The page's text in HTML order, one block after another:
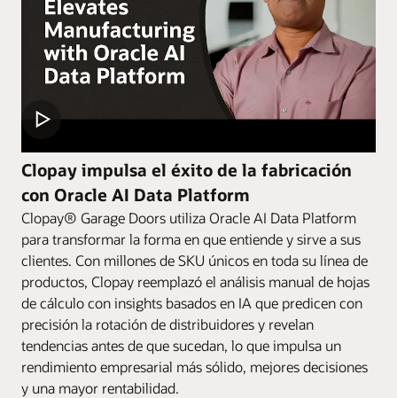
Clopay impulsa el éxito de la fabricación
con Oracle AI Data Platform
Clopay® Garage Doors utiliza Oracle AI Data Platform
para transformar la forma en que entiende y sirve a sus
clientes. Con millones de SKU únicos en toda su línea de
productos, Clopay reemplazó el análisis manual de hojas
de cálculo con insights basados en IA que predicen con
precisión la rotación de distribuidores y revelan
tendencias antes de que sucedan, lo que impulsa un
rendimiento empresarial más sólido, mejores decisiones
y una mayor rentabilidad.